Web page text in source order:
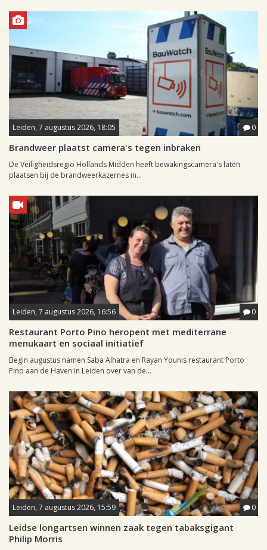
Leiden, 7 augustus 2026, 18:05 0
Brandweer plaatst camera's tegen inbraken
De Veiligheidsregio Hollands Midden heeft bewakingscamera's laten
plaatsen bij de brandweerkazernes in...
Leiden, 7 augustus 2026, 16:56 0
Restaurant Porto Pino heropent met mediterrane
menukaart en sociaal initiatief
Begin augustus namen Saba Alhatra en Rayan Younis restaurant Porto
Pino aan de Haven in Leiden over van de...
Leiden, 7 augustus 2026, 15:59 0
Leidse longartsen winnen zaak tegen tabaksgigant
Philip Morris